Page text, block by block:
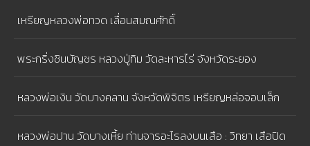
เหรียญหลวงพ่อทวด เลื่อนสมณศักดิ์
พระกริ่งชินบัญชร หลวงปู่ทิม วัดละหารไร่ จังหวัดระยอง
หลวงพ่อเงิน วัดบางคลาน จังหวัดพิจิตร เหรียญหล่อจอบเล็ก
หลวงพ่อปาน วัดบางเหี้ย ท่านจารอะไรลงบนเสือ : วิทยา เสือปิด